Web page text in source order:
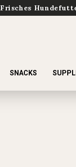
Frisches
SNACKS